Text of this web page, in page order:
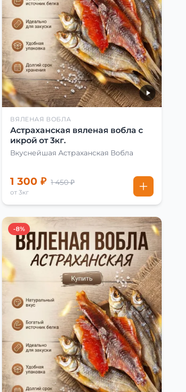
ВЯЛЕНАЯ ВОБЛА
Астраханская вяленая вобла с
икрой от 3кг.
Вкуснейшая Астраханская Вобла
1 300 ₽ 1 450 ₽
от 3кг
-8%